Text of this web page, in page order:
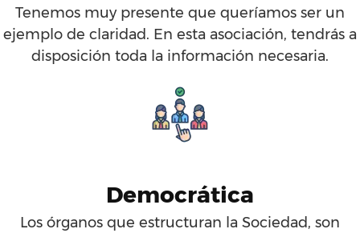
Tenemos muy presente que queríamos ser un
ejemplo de claridad. En esta asociación, tendrás a
disposición toda la información necesaria.
Democrática
Los órganos que estructuran la Sociedad, son